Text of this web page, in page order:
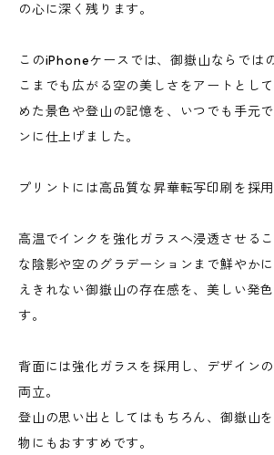
の心に深く残ります。
このiPhoneケースでは、御嶽山ならでは
こまでも広がる空の美しさをアートとし
めた景色や登山の記憶を、いつでも手元
ンに仕上げました。
プリントには高品質な昇華転写印刷を採用
高温でインクを強化ガラスへ浸透させる
な陰影や空のグラデーションまで鮮やか
えきれない御嶽山の存在感を、美しい発
す。
背面には強化ガラスを採用し、デザイン
両立。
登山の思い出としてはもちろん、御嶽山
物にもおすすめです。